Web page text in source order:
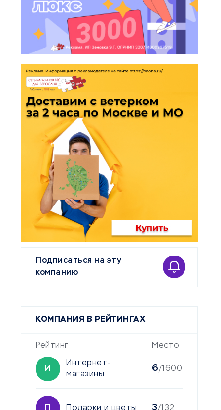
Подписаться на эту
компанию
КОМПАНИЯ В РЕЙТИНГАХ
Рейтинг Место
И
Интернет-
магазины
6/1600
П Подарки и цветы 3/132